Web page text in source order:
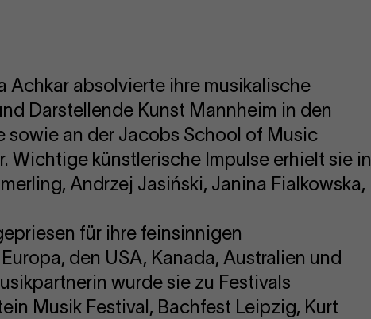
Achkar absolvierte ihre musikalische
Darstellende Kunst Mannheim in den
sowie an der Jacobs School of Music
Wichtige künstlerische Impulse erhielt sie in
Andrzej Jasiński, Janina Fialkowska,
für ihre feinsinnigen
den USA, Kanada, Australien und
wurde sie zu Festivals
Musik Festival, Bachfest Leipzig, Kurt